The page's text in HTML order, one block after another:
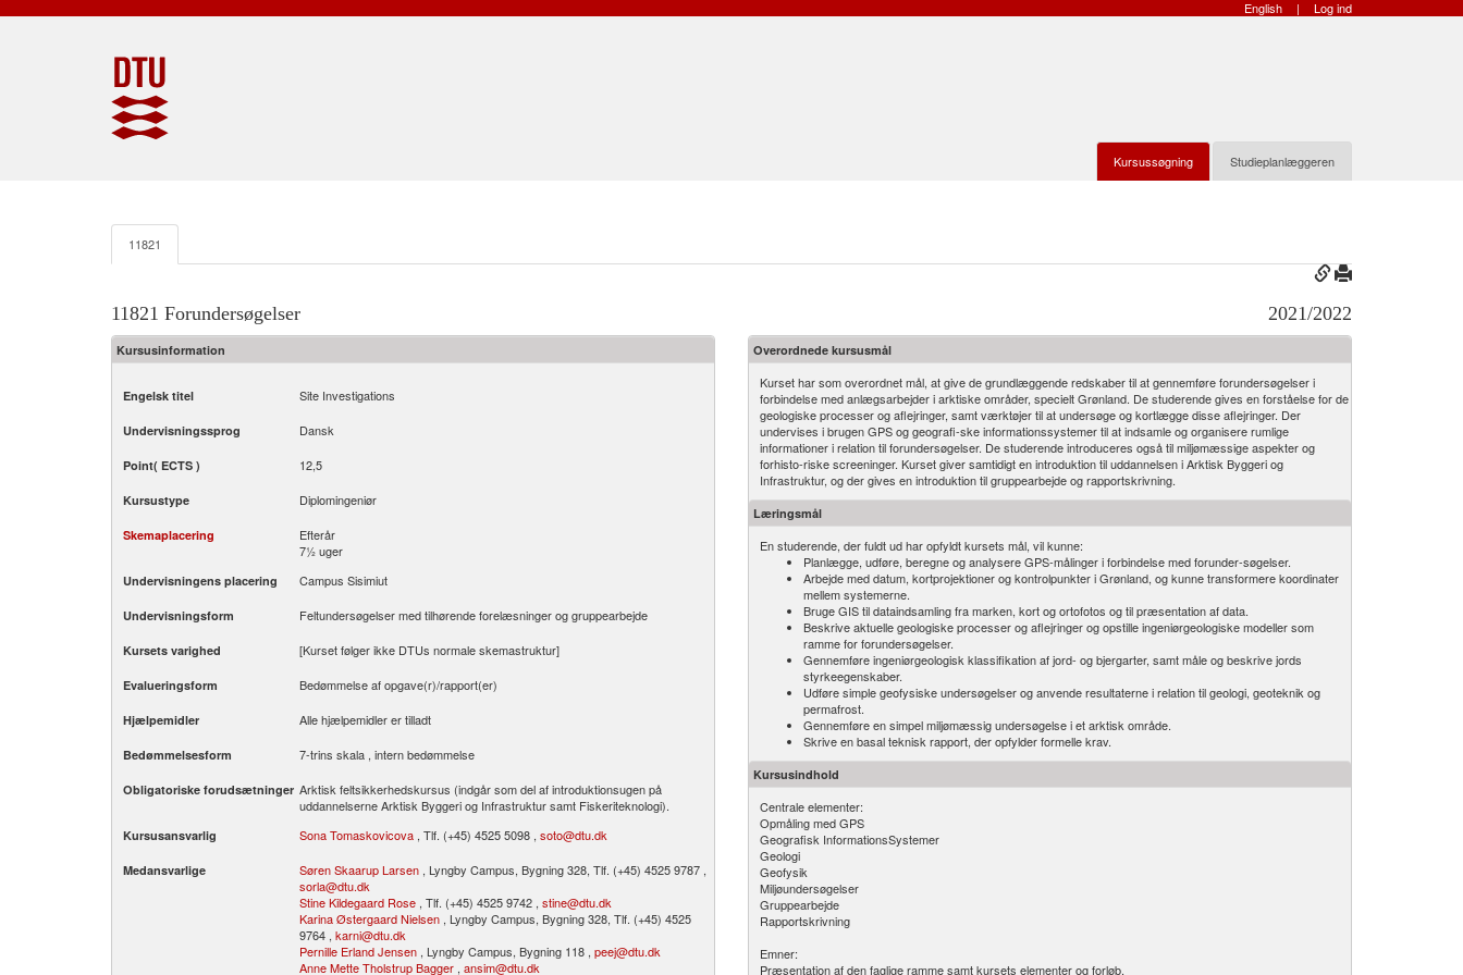
English | Log ind
Kursussøgning Studieplanlæggeren
11821
11821 Forundersøgelser 2021/2022
Kursusinformation
Engelsk titel Site Investigations
Undervisningssprog Dansk
Point( ECTS ) 12,5
Kursustype Diplomingeniør
Skemaplacering
Efterår
7½ uger
Undervisningens placering Campus Sisimiut
Undervisningsform Feltundersøgelser med tilhørende forelæsninger og gruppearbejde
Kursets varighed [Kurset følger ikke DTUs normale skemastruktur]
Evalueringsform Bedømmelse af opgave(r)/rapport(er)
Hjælpemidler Alle hjælpemidler er tilladt
Bedømmelsesform 7-trins skala , intern bedømmelse
Obligatoriske forudsætninger Arktisk feltsikkerhedskursus (indgår som del af introduktionsugen på
uddannelserne Arktisk Byggeri og Infrastruktur samt Fiskeriteknologi).
Kursusansvarlig Sona Tomaskovicova , Tlf. (+45) 4525 5098 , soto@dtu.dk
Medansvarlige Søren Skaarup Larsen , Lyngby Campus, Bygning 328, Tlf. (+45) 4525 9787 ,
sorla@dtu.dk
Stine Kildegaard Rose , Tlf. (+45) 4525 9742 , stine@dtu.dk
Karina Østergaard Nielsen , Lyngby Campus, Bygning 328, Tlf. (+45) 4525
9764 , karni@dtu.dk
Pernille Erland Jensen , Lyngby Campus, Bygning 118 , peej@dtu.dk
Anne Mette Tholstrup Bagger , ansim@dtu.dk
Overordnede kursusmål
Kurset har som overordnet mål, at give de grundlæggende redskaber til at gennemføre forundersøgelser i
forbindelse med anlægsarbejder i arktiske områder, specielt Grønland. De studerende gives en forståelse for de
geologiske processer og aflejringer, samt værktøjer til at undersøge og kortlægge disse aflejringer. Der
undervises i brugen GPS og geografi-ske informationssystemer til at indsamle og organisere rumlige
informationer i relation til forundersøgelser. De studerende introduceres også til miljømæssige aspekter og
forhisto-riske screeninger. Kurset giver samtidigt en introduktion til uddannelsen i Arktisk Byggeri og
Infrastruktur, og der gives en introduktion til gruppearbejde og rapportskrivning.
Læringsmål
En studerende, der fuldt ud har opfyldt kursets mål, vil kunne:
Planlægge, udføre, beregne og analysere GPS-målinger i forbindelse med forunder-søgelser.
Arbejde med datum, kortprojektioner og kontrolpunkter i Grønland, og kunne transformere koordinater
mellem systemerne.
Bruge GIS til dataindsamling fra marken, kort og ortofotos og til præsentation af data.
Beskrive aktuelle geologiske processer og aflejringer og opstille ingeniørgeologiske modeller som
ramme for forundersøgelser.
Gennemføre ingeniørgeologisk klassifikation af jord- og bjergarter, samt måle og beskrive jords
styrkeegenskaber.
Udføre simple geofysiske undersøgelser og anvende resultaterne i relation til geologi, geoteknik og
permafrost.
Gennemføre en simpel miljømæssig undersøgelse i et arktisk område.
Skrive en basal teknisk rapport, der opfylder formelle krav.
Kursusindhold
Centrale elementer:
Opmåling med GPS
Geografisk InformationsSystemer
Geologi
Geofysik
Miljøundersøgelser
Gruppearbejde
Rapportskrivning
Emner:
Præsentation af den faglige ramme samt kursets elementer og forløb.